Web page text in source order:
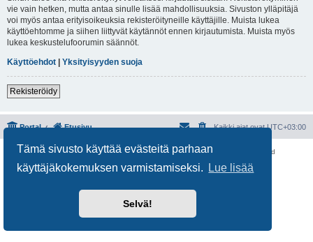
Tämä sivusto käyttää evästeitä parhaan
käyttäjäkokemuksen varmistamiseksi.
Lue lisää
Selvä!
vie vain hetken, mutta antaa sinulle lisää mahdollisuuksia. Sivuston ylläpitäjä
voi myös antaa erityisoikeuksia rekisteröityneille käyttäjille. Muista lukea
käyttöehtomme ja siihen liittyvät käytännöt ennen kirjautumista. Muista myös
lukea keskustelufoorumin säännöt.
Käyttöehdot | Yksityisyyden suoja
Rekisteröidy
Portal Etusivu Kaikki ajat ovatUTC+03:00
Keskustelufoorumin ohjelmistophpBB® Forum Software © phpBB Limited
Käännös: phpBB Suomi (lurttinen, harritapio, Pettis)